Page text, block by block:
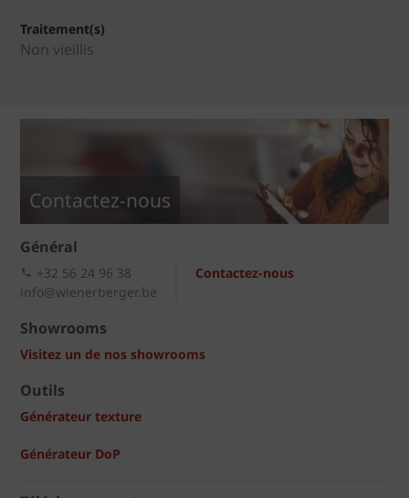
Traitement(s)
Non vieillis
Contactez-nous
Général
Contactez-nous
+32 56 24 96 38
info@wienerberger.be
Showrooms
Visitez un de nos showrooms
Outils
Générateur texture
Générateur DoP